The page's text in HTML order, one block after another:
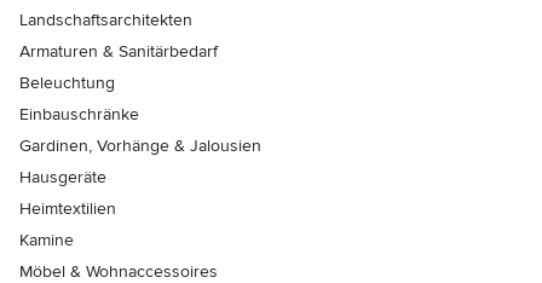
Landschaftsarchitekten
Armaturen & Sanitärbedarf
Beleuchtung
Einbauschränke
Gardinen, Vorhänge & Jalousien
Hausgeräte
Heimtextilien
Kamine
Möbel & Wohnaccessoires